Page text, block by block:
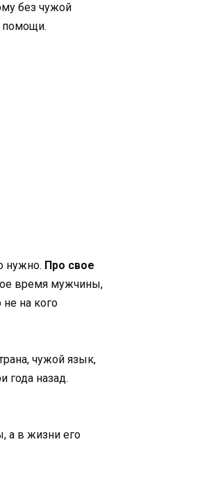
без чужой
помощи.
нужно. Про свое
время мужчины,
на кого
чужой язык,
года назад.
а в жизни его